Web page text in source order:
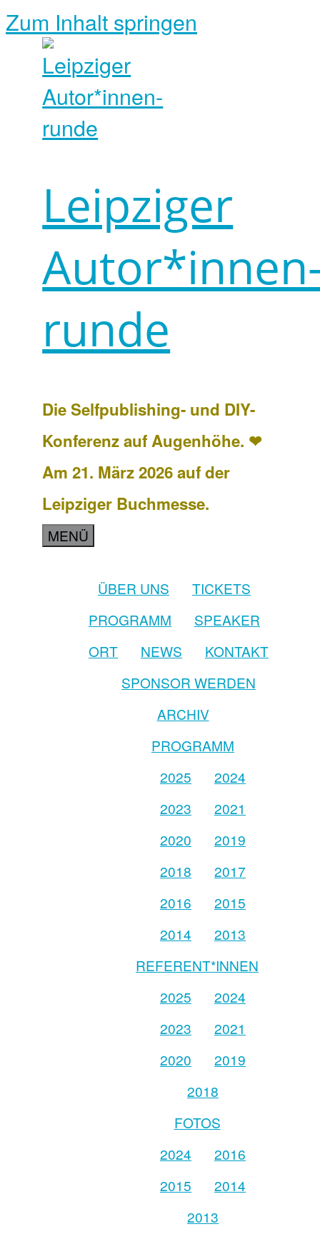
Zum Inhalt springen
Leipziger
runde
Die Selfpublishing- und DIY-
Konferenz auf Augenhöhe. ❤
Am 21. März 2026 auf der
Leipziger Buchmesse.
MENÜ
ÜBER UNS
TICKETS
PROGRAMM
SPEAKER
ORT
NEWS
KONTAKT
SPONSOR WERDEN
ARCHIV
PROGRAMM
2025
2024
2023
2021
2020
2019
2018
2017
2016
2015
2014
2013
REFERENT*INNEN
2025
2024
2023
2021
2020
2019
2018
FOTOS
2024
2016
2015
2014
2013